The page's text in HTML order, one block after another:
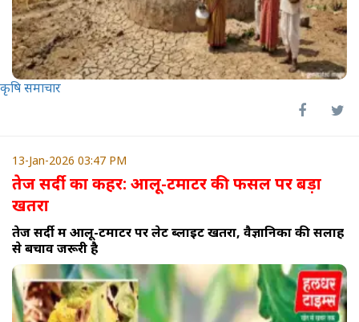
कृषि समाचार
13-Jan-2026 03:47 PM
तेज सर्दी का कहर: आलू-टमाटर की फसल पर बड़ा
खतरा
तेज सर्दी में आलू-टमाटर पर लेट ब्लाइट खतरा, वैज्ञानिकों की सलाह
से बचाव जरूरी है